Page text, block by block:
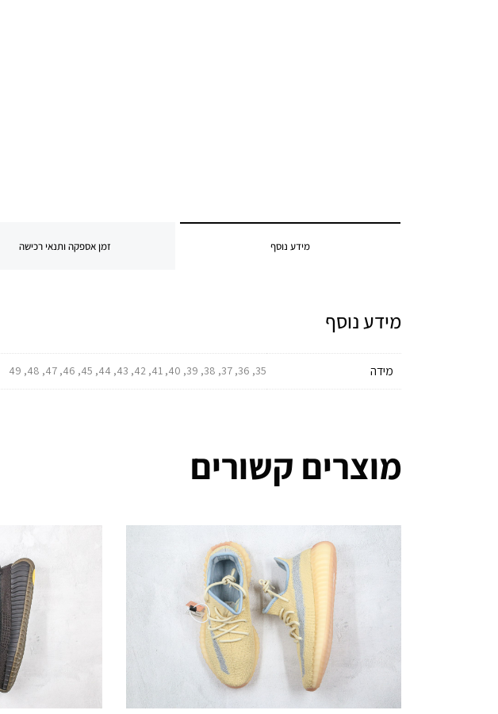
מידע נוסף זמן אספקה ותנאי רכישה
מידע נוסף
מידה 35, 36, 37, 38, 39, 40, 41, 42, 43, 44, 45, 46, 47, 48, 49
מוצרים קשורים